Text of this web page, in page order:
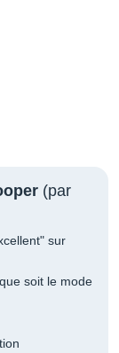
(par
sur
soit le mode